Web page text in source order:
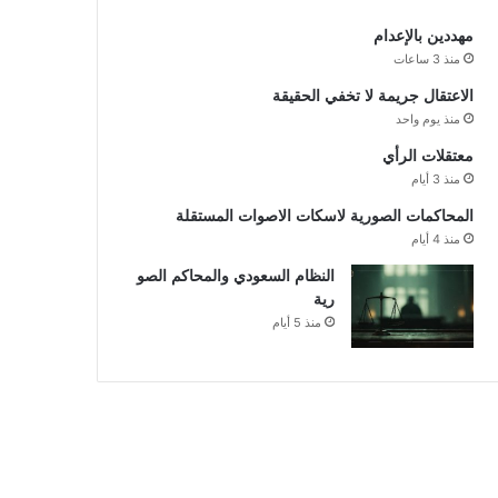
مهددين بالإعدام
منذ 3 ساعات
الاعتقال جريمة لا تخفي الحقيقة
منذ يوم واحد
معتقلات الرأي
منذ 3 أيام
المحاكمات الصورية لاسكات الاصوات المستقلة
منذ 4 أيام
النظام السعودي والمحاكم الصو
رية
منذ 5 أيام